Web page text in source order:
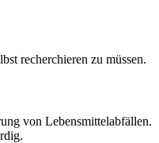
recherchieren zu müssen.
von Lebensmittelabfällen.